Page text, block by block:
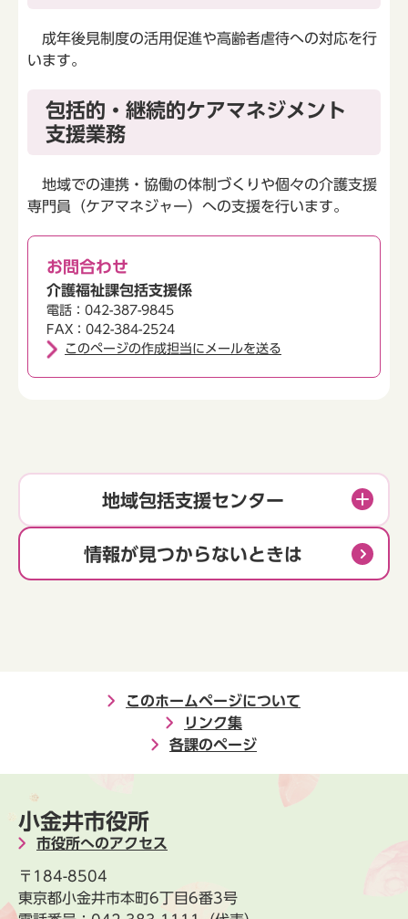
成年後見制度の活用促進や高齢者虐待への対応を行
います。
包括的・継続的ケアマネジメント
支援業務
地域での連携・協働の体制づくりや個々の介護支援
専門員（ケアマネジャー）への支援を行います。
お問合わせ
介護福祉課包括支援係
電話：042-387-9845
FAX：042-384-2524
このページの作成担当にメールを送る
地域包括支援センター
情報が見つからないときは
このホームページについて
リンク集
各課のページ
小金井市役所
市役所へのアクセス
〒184-8504
東京都小金井市本町6丁目6番3号